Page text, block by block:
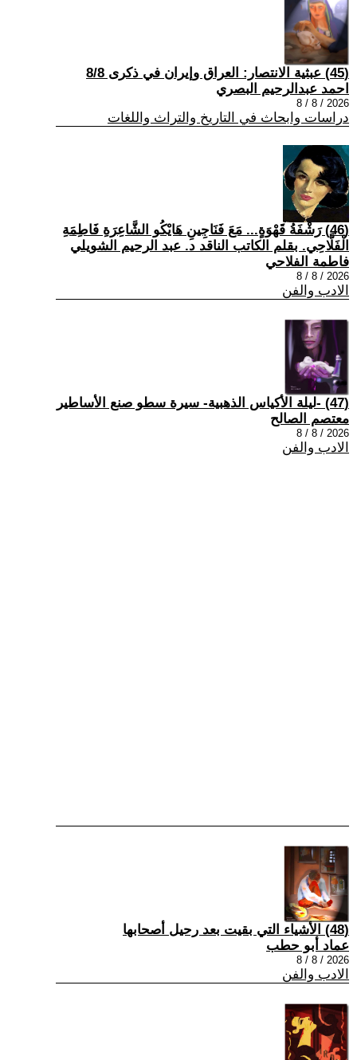
(45) عبثية الانتصار: العراق وإيران في ذكرى 8/8
احمد عبدالرحيم البصري
2026 / 8 / 8
دراسات وابحاث في التاريخ والتراث واللغات
(46) رَشْفَةُ قَهْوَةٍ... مَعَ فَنَاجِينِ هَايْكُو الشَّاعِرَةِ فَاطِمَةِ
الْفَلَّاحِي. بقلم الكاتب الناقد د. عبد الرحيم الشويلي
فاطمة الفلاحي
2026 / 8 / 8
الادب والفن
(47) -ليلة الأكياس الذهبية- سيرة سطو صنع الأساطير
معتصم الصالح
2026 / 8 / 8
الادب والفن
(48) الأشياء التي بقيت بعد رحيل أصحابها
عماد أبو حطب
2026 / 8 / 8
الادب والفن